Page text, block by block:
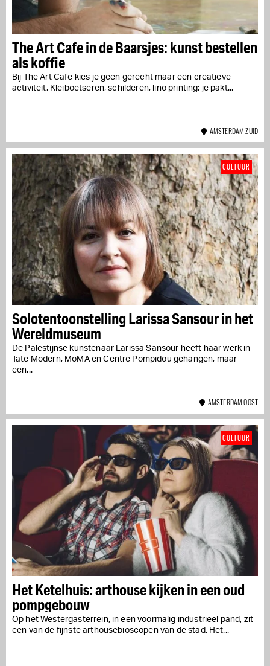
The Art Cafe in de Baarsjes: kunst bestellen
als koffie
Bij The Art Cafe kies je geen gerecht maar een creatieve
activiteit. Kleiboetseren, schilderen, lino printing: je pakt...
AMSTERDAM ZUID
Solotentoonstelling Larissa Sansour in het
Wereldmuseum
De Palestijnse kunstenaar Larissa Sansour heeft haar werk in
Tate Modern, MoMA en Centre Pompidou gehangen, maar
een...
CULTUUR
AMSTERDAM OOST
Het Ketelhuis: arthouse kijken in een oud
pompgebouw
Op het Westergasterrein, in een voormalig industrieel pand, zit
een van de fijnste arthousebioscopen van de stad. Het...
CULTUUR